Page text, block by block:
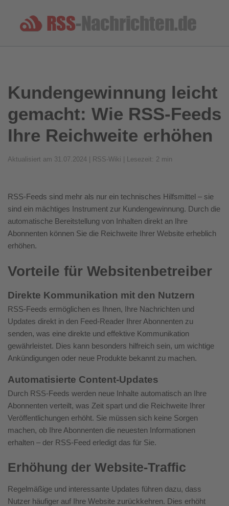
Kundengewinnung leicht
gemacht: Wie RSS-Feeds
Ihre Reichweite erhöhen
Aktualisiert am 31.07.2024 | RSS-Wiki | Lesezeit: 2 min
RSS-Feeds sind mehr als nur ein technisches Hilfsmittel – sie
sind ein mächtiges Instrument zur Kundengewinnung. Durch die
automatische Bereitstellung von Inhalten direkt an Ihre
Abonnenten können Sie die Reichweite Ihrer Website erheblich
erhöhen.
Vorteile für Websitenbetreiber
Direkte Kommunikation mit den Nutzern
RSS-Feeds ermöglichen es Ihnen, Ihre Nachrichten und
Updates direkt in den Feed-Reader Ihrer Abonnenten zu
senden, was eine direkte und effektive Kommunikation
gewährleistet. Dies kann besonders hilfreich sein, um wichtige
Ankündigungen oder neue Produkte bekannt zu machen.
Automatisierte Content-Updates
Durch RSS-Feeds werden neue Inhalte automatisch an Ihre
Abonnenten verteilt, was Zeit spart und die Reichweite Ihrer
Veröffentlichungen erhöht. Sie müssen sich keine Sorgen
machen, ob Ihre Abonnenten die neuesten Informationen
erhalten – der RSS-Feed erledigt das für Sie.
Erhöhung der Website-Traffic
Regelmäßige und interessante Updates führen dazu, dass
Nutzer häufiger auf Ihre Website zurückkehren. Dies erhöht